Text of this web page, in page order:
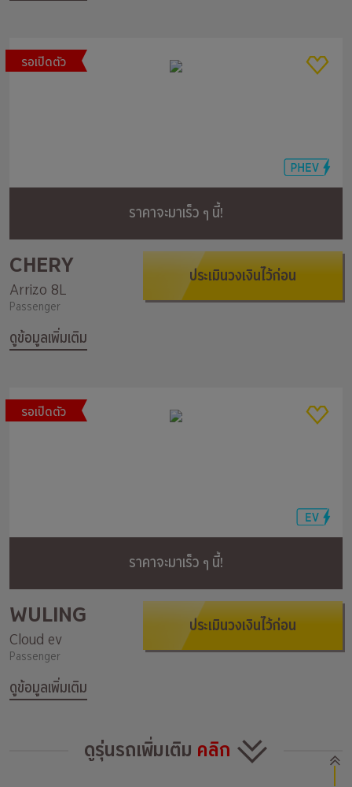
รอเปิดตัว
ราคาจะมาเร็ว ๆ นี้!
CHERY
Arrizo 8L
Passenger
ดูข้อมูลเพิ่มเติม
ประเมินวงเงินไว้ก่อน
รอเปิดตัว
ราคาจะมาเร็ว ๆ นี้!
WULING
Cloud ev
Passenger
ดูข้อมูลเพิ่มเติม
ประเมินวงเงินไว้ก่อน
ดูรุ่นรถเพิ่มเติม คลิก